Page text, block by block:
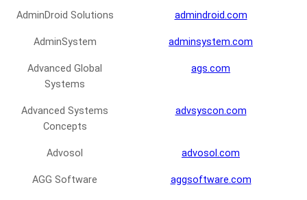
AdminDroid Solutions admindroid.com
AdminSystem adminsystem.com
Advanced Global
Systems
ags.com
Advanced Systems
Concepts
advsyscon.com
Advosol advosol.com
AGG Software aggsoftware.com